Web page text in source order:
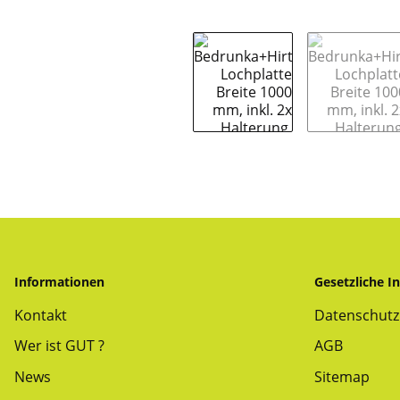
Informationen
Kontakt
Wer ist GUT ?
News
Gesetzliche
Datenschutz
AGB
Sitemap